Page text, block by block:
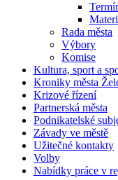
Rada města
Výbory
Komise
Kultura, sport a
Kroniky města
Krizové řízení
Partnerská města
Podnikatelské
Závady ve městě
Užitečné kontakty
Volby
Nabídky práce v